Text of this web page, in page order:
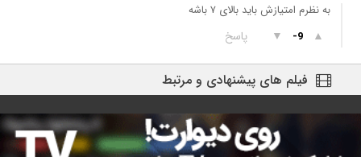
به نظرم امتیازش باید بالای ۷ باشه
▲
-9
▼ پاسخ
فیلم های پیشنهادی و مرتبط